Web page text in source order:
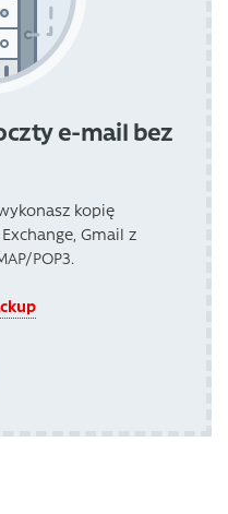
e-mail bez
kopię
Gmail z
POP3.